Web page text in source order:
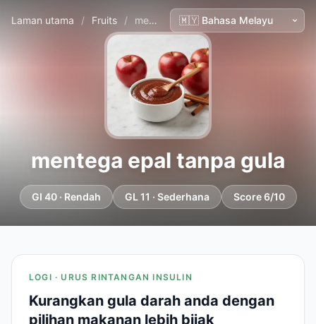
Laman utama / Fruits / mentega epal tanpa gula
mentega epal tanpa gula
GI 40 · Rendah GL 11 · Sederhana Score 6/10
LOGI · URUS RINTANGAN INSULIN
Kurangkan gula darah anda dengan
pilihan makanan lebih bijak